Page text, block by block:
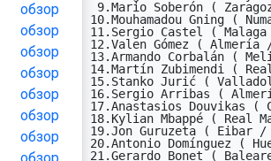
обзор
обзор
обзор
обзор
обзор
обзор
обзор
10.Mouhamadou Gning
11.Sergio Castel (
12.Valen Gómez (
13.Armando Corbalán
14.Martín Zubimendi (
15.Stanko Jurić (
16.Sergio Arribas (
17.Anastasios
18.Kylian Mbappé (
19.Jon Guruzeta (
20.Antonio
21.Gerardo Bonet (